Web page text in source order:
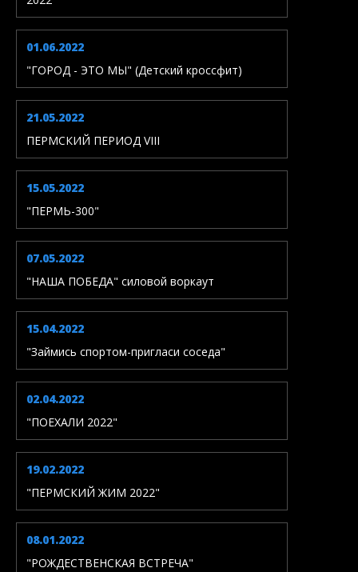
01.06.2022
"ГОРОД - ЭТО МЫ" (Детский кроссфит)
21.05.2022
ПЕРМСКИЙ ПЕРИОД VIII
15.05.2022
"ПЕРМЬ-300"
07.05.2022
"НАША ПОБЕДА" силовой воркаут
15.04.2022
"Займись спортом-пригласи соседа"
02.04.2022
"ПОЕХАЛИ 2022"
19.02.2022
"ПЕРМСКИЙ ЖИМ 2022"
08.01.2022
"РОЖДЕСТВЕНСКАЯ ВСТРЕЧА"